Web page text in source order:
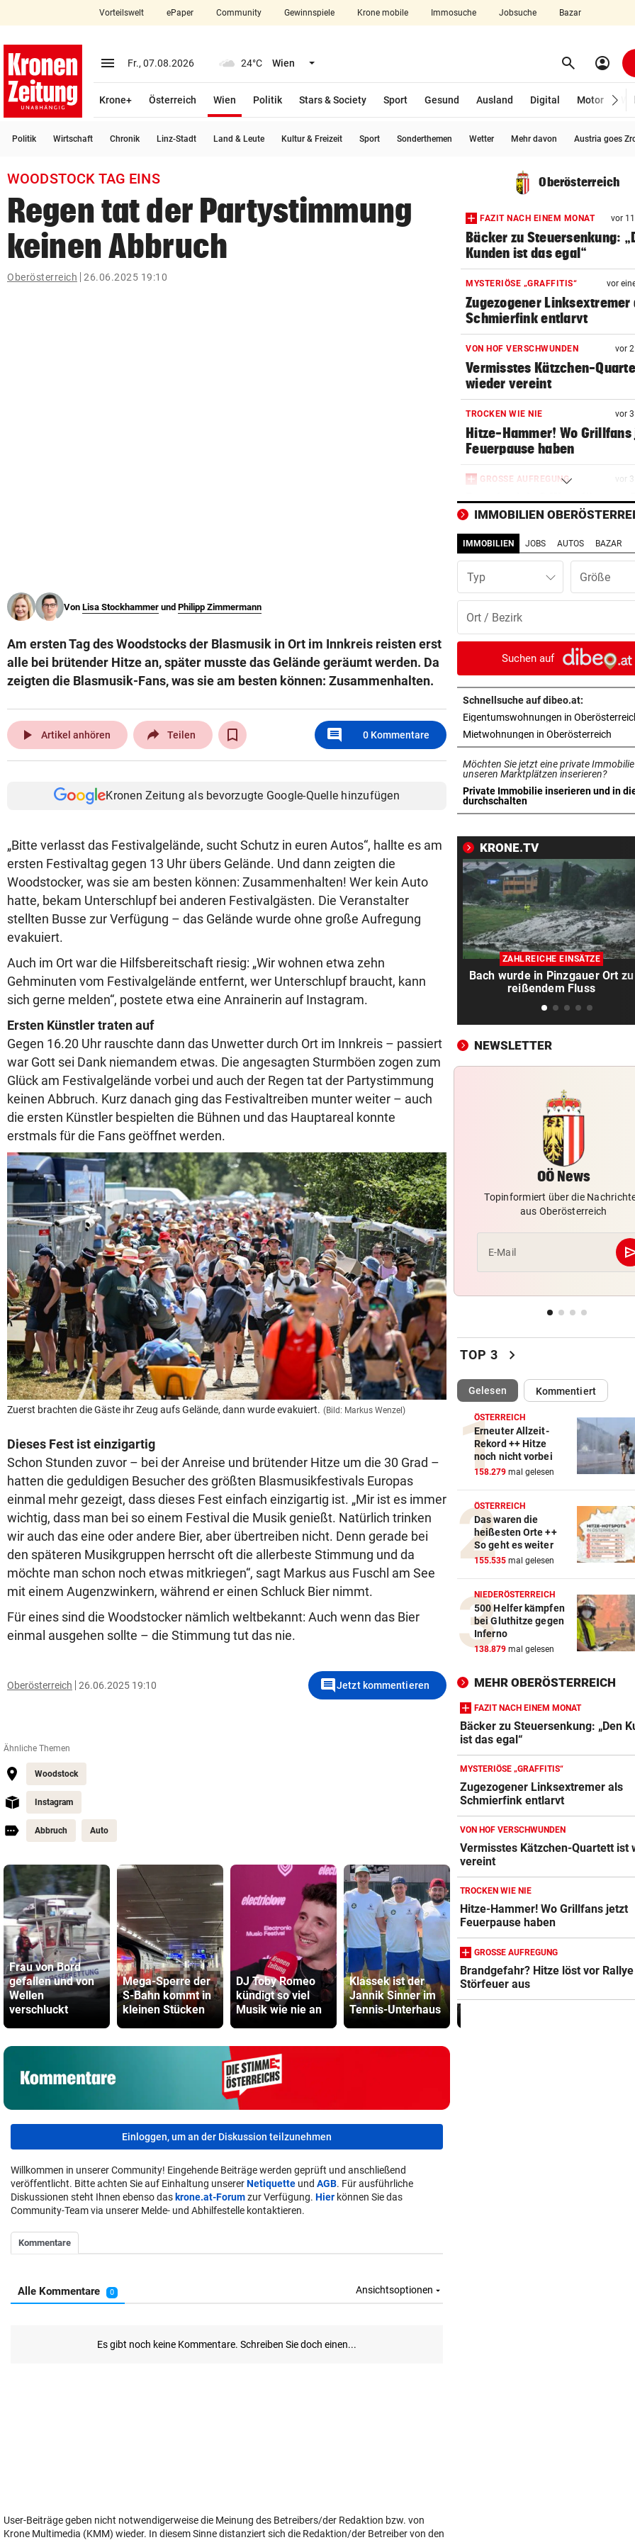
closeSchließen
account_circle Anmelden
arrow_right
bookmark
search
Suchbegriff
eingeben
Vorteilswelt ePaper Community Gewinnspiele Krone mobile Immosuche Jobsuche Bazar
menu Menü aufklappen
Fr., 07.08.2026 24°C Wien Menü aufklappen search Suchen
account_circle
Krone+ Österreich Wien
Politik
Stars & Society Sport Gesund Ausland Digital Motor
Politik Wirtschaft Chronik Linz-Stadt Land & Leute Kultur & Freizeit Sport Sonderthemen Wetter Mehr davon Austria goes
WOODSTOCK TAG EINS
Regen tat der Partystimmung
keinen Abbruch
Oberösterreich 26.06.2025 19:10
Von Lisa Stockhammer und Philipp Zimmermann
Am ersten Tag des Woodstocks der Blasmusik in Ort im Innkreis reisten erst
alle bei brütender Hitze an, später musste das Gelände geräumt werden. Da
zeigten die Blasmusik-Fans, was sie am besten können: Zusammenhalten.
play_arrow Artikel anhören Teilen comment 0 Kommentare
Kronen Zeitung als bevorzugte Google-Quelle hinzufügen
„Bitte verlasst das Festivalgelände, sucht Schutz in euren Autos“, hallte es am
ersten Festivaltag gegen 13 Uhr übers Gelände. Und dann zeigten die
Woodstocker, was sie am besten können: Zusammenhalten! Wer kein Auto
hatte, bekam Unterschlupf bei anderen Festivalgästen. Die Veranstalter
stellten Busse zur Verfügung – das Gelände wurde ohne große Aufregung
evakuiert.
Auch im Ort war die Hilfsbereitschaft riesig: „Wir wohnen etwa zehn
Gehminuten vom Festivalgelände entfernt, wer Unterschlupf braucht, kann
sich gerne melden“, postete etwa eine Anrainerin auf Instagram.
Ersten Künstler traten auf
Gegen 16.20 Uhr rauschte dann das Unwetter durch Ort im Innkreis – passiert
war Gott sei Dank niemandem etwas. Die angesagten Sturmböen zogen zum
Glück am Festivalgelände vorbei und auch der Regen tat der Partystimmung
keinen Abbruch. Kurz danach ging das Festivaltreiben munter weiter – auch
die ersten Künstler bespielten die Bühnen und das Hauptareal konnte
erstmals für die Fans geöffnet werden.
Zuerst brachten die Gäste ihr Zeug aufs Gelände, dann wurde evakuiert. (Bild: Markus Wenzel)
Dieses Fest ist einzigartig
Schon Stunden zuvor – bei der Anreise und brütender Hitze um die 30 Grad –
hatten die geduldigen Besucher des größten Blasmusikfestivals Europas
einmal mehr gezeigt, dass dieses Fest einfach einzigartig ist. „Mir ist es immer
wichtig, dass man bei so einem Festival die Musik genießt. Natürlich trinken
wir auch das eine oder andere Bier, aber übertreiben nicht. Denn gerade bei
den späteren Musikgruppen herrscht oft die allerbeste Stimmung und da
möchte man schon noch etwas mitkriegen“, sagt Markus aus Fuschl am See
mit einem Augenzwinkern, während er einen Schluck Bier nimmt.
Für eines sind die Woodstocker nämlich weltbekannt: Auch wenn das Bier
einmal ausgehen sollte – die Stimmung tut das nie.
Oberösterreich 26.06.2025 19:10 commentJetzt kommentieren
Ähnliche Themen
Woodstock
Instagram
Abbruch Auto
Frau von Bord
gefallen und von
Wellen
verschluckt
Mega-Sperre der
S-Bahn kommt in
kleinen Stücken
DJ Toby Romeo
kündigt so viel
Musik wie nie an
Klassek ist der
Jannik Sinner im
Tennis-Unterhaus
Syrer bekommen
Einloggen, um an der Diskussion teilzunehmen
Willkommen in unserer Community! Eingehende Beiträge werden geprüft und anschließend
veröffentlicht. Bitte achten Sie auf Einhaltung unsererNetiquette und AGB. Für ausführliche
Diskussionen steht Ihnen ebenso das krone.at-Forumzur Verfügung. Hier können Sie das
Community-Team via unserer Melde- und Abhilfestelle kontaktieren.
User-Beiträge geben nicht notwendigerweise die Meinung des Betreibers/der Redaktion bzw. von
Krone Multimedia (KMM) wieder. In diesem Sinne distanziert sich die Redaktion/der Betreiber von den
Oberösterreich
FAZIT NACH EINEM MONAT vor
Bäcker zu Steuersenkung:
Kunden ist das egal“
MYSTERIÖSE „GRAFFITIS“ vor
Zugezogener Linksextremer
Schmierfink entlarvt
VON HOF VERSCHWUNDEN vor
Vermisstes Kätzchen-
wieder vereint
TROCKEN WIE NIE vor
Hitze-Hammer! Wo
Feuerpause haben
GROSSE AUFREGUNG vor
Brandgefahr? Hitze löst vor
Störfeuer aus
DREI WEHREN IM EINSATZ vor 3
Wegen Feuer in Sauna
Haus eingeäschert
vor
Bilder an Teenager
DRAMATISCHE RETTUNG vor
„In der Wohnung war es
und stockfinster“
IM WAGEN EINGEKLEMMT vor 16
Autolenker (81) starb nach
Kollision mit Linienbus
STRASSENUMFRAGE
heiße Temperaturen
ORTSCHEF SPRICHT vor 18
Was soll aus der ehemaligen
Konditorei werden?
LINZER KÜNSTLERIN: vor
Dem Plastikmüll werden
klingende Beats entlockt
WOLLTE AUSWEICHEN vor
wegen eines Hasen
TEENIE AUF ÜBERHOLSPUR
230 PS! 13-Jährige schrieb im
Autocross Geschichte
PATIENTEN WOHLAUF vor
Premiere an Linzer Uniklinik:
Herz-OP mit Roboter
vor
entstehen wird
geht vor Gericht
500 STELLEN BETROFFEN
Linzer Tech-Firma hat
fast abgeschlossen
ASIA-PLÄNE STOCKEN vor
Doch noch überraschende
um Kult-Wirtshaus?
IMMOBILIEN
IMMOBILIEN JOBS AUTOS BAZAR
Typ
Suchen auf
Schnellsuche auf dibeo.at:
Eigentumswohnungen in
Mietwohnungen in Oberösterreich
Möchten Sie jetzt eine private
unseren Marktplätzen inserieren?
Private Immobilie inserieren und in
durchschalten
in neuem Tab öffnen
KRONE.TV
ZAHLREICHE EINSÄTZE
Bach wurde in Pinzgauer Ort zu
reißendem Fluss
NEWSLETTER
OÖ News
Topinformiert über die
aus Oberösterreich
E-Mail
TOP 3 chevron_right
Gelesen(ausgewählt)Kommentiert
ÖSTERREICH
Erneuter Allzeit-
Rekord ++ Hitze
noch nicht vorbei
158.279 mal gelesen
ÖSTERREICH
Das waren die
heißesten Orte ++
So geht es weiter
155.535 mal gelesen
NIEDERÖSTERREICH
500 Helfer kämpfen
bei Gluthitze gegen
Inferno
138.879 mal gelesen
MEHR OBERÖSTERREICH
FAZIT NACH EINEM MONAT
Bäcker zu Steuersenkung: „Den
ist das egal“
MYSTERIÖSE „GRAFFITIS“
Zugezogener Linksextremer als
Schmierfink entlarvt
VON HOF VERSCHWUNDEN
Vermisstes Kätzchen-Quartett ist
vereint
TROCKEN WIE NIE
Hitze-Hammer! Wo Grillfans jetzt
Feuerpause haben
GROSSE AUFREGUNG
Brandgefahr? Hitze löst vor Rallye
Störfeuer aus